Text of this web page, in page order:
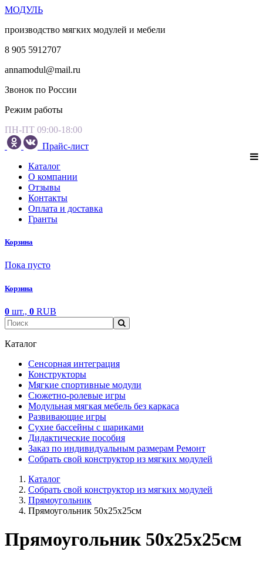
МОДУЛЬ
производство мягких модулей и мебели
8 905 5912707
annamodul@mail.ru
Звонок по России
Режим работы
ПН-ПТ 09:00-18:00
Прайс-лист
Каталог
О компании
Отзывы
Контакты
Оплата и доставка
Гранты
Корзина
Пока пусто
Корзина
0 шт., 0 RUB
Каталог
Сенсорная интеграция
Конструкторы
Мягкие спортивные модули
Cюжетно-ролевые игры
Модульная мягкая мебель без каркаса
Развивающие игры
Сухие бассейны с шариками
Дидактические пособия
Заказ по индивидуальным размерам Ремонт
Собрать свой конструктор из мягких модулей
Каталог
Собрать свой конструктор из мягких модулей
Прямоугольник
Прямоугольник 50х25х25см
Прямоугольник 50х25х25см